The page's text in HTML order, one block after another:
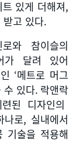
있게 더해져,
받고 있다.
와 참이슬의
가 달려 있어
‘메트로 머그
수 있다. 락앤락
된 디자인의
나로, 실내에서
기술을 적용해